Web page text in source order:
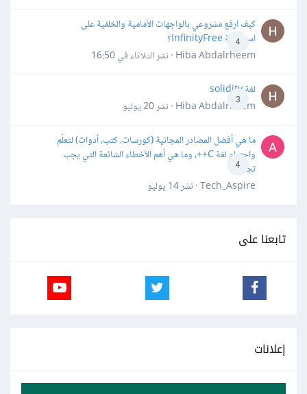
4
كيف ارفع مشروعي بالواجهات الأمامية والخلفية على
استضافة InfinityFree؟
Hiba Abdalrheem · نشر
الثلاثاء في 16:50
3
لغة solidity
Hiba Abdalrheem · نشر
20 يوليو
4
ما هي أفضل المصادر المجانية (كورسات، كتب، أدوات) لتعلّم
واحترام لغة C++، وما هي أهم الأخطاء الشائعة التي يجب
تجنبها؟
Tech_Aspire · نشر
14 يوليو
تابعنا على
إعلانات